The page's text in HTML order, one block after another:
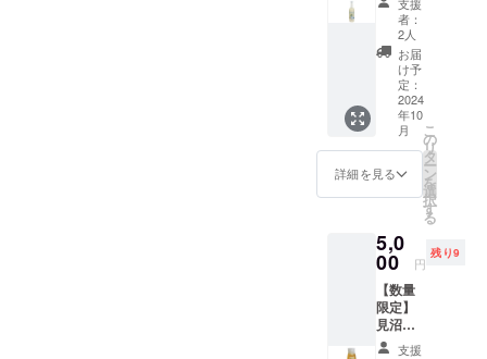
載の中
止をご
希望の
場合に
はお知
らせく
ださ
い。
ホーム
ページ
によ
り、掲
や配置
等が変
更にな
る可能
ゆず果
ホーム
ページ
へのお
名前掲
載につ
いて 掲
載期
間：
1月から
載しま
す。 掲
載を希
望しな
い場
合、掲
載の中
ム、イ
ニシャ
ルな
ど。 注
意事
項：ご
支援に
際し、
必ず備
考欄に
掲載を
希望さ
名前を
ご記入
くださ
い。 掲
載を希
望され
ない場
育てた
赤米の
あまざ
け 名
称：あ
まざけ
内容
量：
770ｇ
保存方
法：直
射日光
多湿避
けて保
存 賞味
期限：
商品発
送時点
で90日
じ（国
内製
造）、
米（埼
玉県
産）、
桜葉、
紅こう
じ、食
塩 弊社
ホーム
ページ
名前掲
載につ
いて 掲
載期
間：
2025年
1月から
アウト
変更等
によ
り、掲
載場所
や配置
等が変
更にな
ざいま
す。 掲
法：文
字の
み、
ニック
ネー
ム、イ
ニシャ
ルな
2025年
1月から
5年間掲
載しま
す。 掲
載を希
望しな
い場
載の中
止をご
はお知
らせく
ださ
い。
ホーム
ページ
のレイ
の文字
がデザ
インさ
れてい
ます。
サイズ
はS・
M・L・
種類。
弊社
へのお
名前掲
載につ
いて 掲
載期
間：
2025年
と山椒
を使っ
たクラ
フト
ビール
のラベ
ルとお
同じデ
ザイン
のオリ
本一小
さな蕨
ルエッ
トと、
蕨市の
面積
禁止さ
れてい
ます。
20歳未
満の方
はこの
リター
ンを選
択でき
ませ
性にモ
ニタリ
ングし
ながら
選定し
たお酒
です。
れーん/
ゆず
770ｇボ
トル
各1本の
2本セッ
ト 送
料込
み お
よび
オリジ
ナル
ル・お
礼状・
弊社
ホーム
ページ
へのお
名前掲
者：
2人
お届
け予
定：
2024
年10
月
詳細を見る
こ
の
リ
タ
ー
ン
を
選
択
す
る
5,0
00 円
残り9
【数量
限定】
見沼田
んぼか
支援